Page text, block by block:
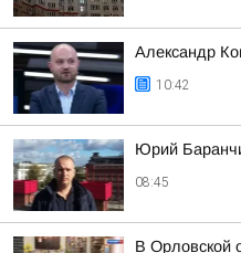
Александр
10:42
Юрий
08:45
В Орловской